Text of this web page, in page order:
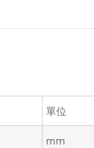
單位
mm